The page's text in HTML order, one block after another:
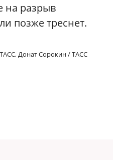
на разрыв
позже треснет.
Донат Сорокин / ТАСС